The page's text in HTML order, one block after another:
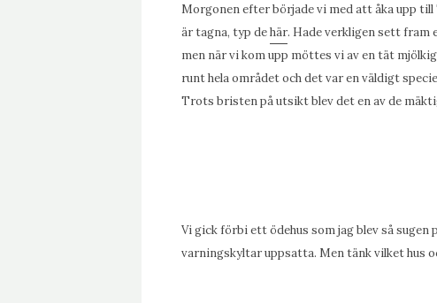
Morgonen efter började vi med att åka upp
är tagna, typ dehär. Hade verkligen sett
men när vi kom upp möttes vi av en tät
runt hela området och det var en väldigt
Trots bristen på utsikt blev det en av de
Vi gick förbi ett ödehus som jag blev så
varningskyltar uppsatta. Men tänk vilket hus